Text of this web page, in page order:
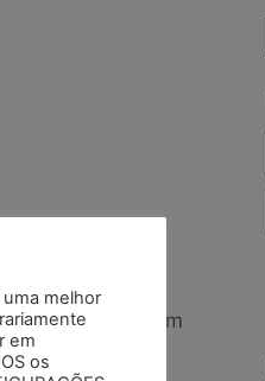
dependentes, em
melhor
em
os